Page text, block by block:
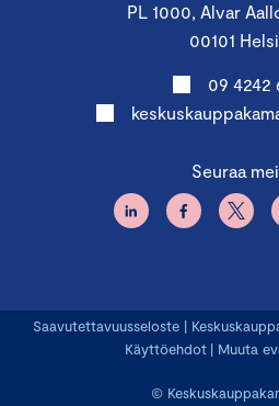
PL 1000, Alvar
00101
09 4242
Seuraa
©
Saavutettavuusseloste |
Käyttöehdot | Muuta